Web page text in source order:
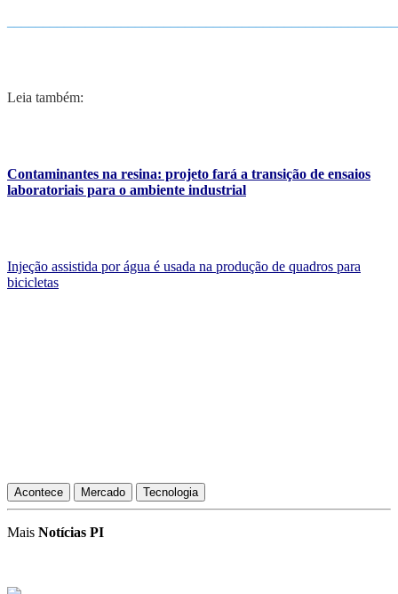
Leia também:
Contaminantes na resina: projeto fará a transição de ensaios
laboratoriais para o ambiente industrial
Injeção assistida por água é usada na produção de quadros para
bicicletas
Acontece Mercado Tecnologia
Mais Notícias PI